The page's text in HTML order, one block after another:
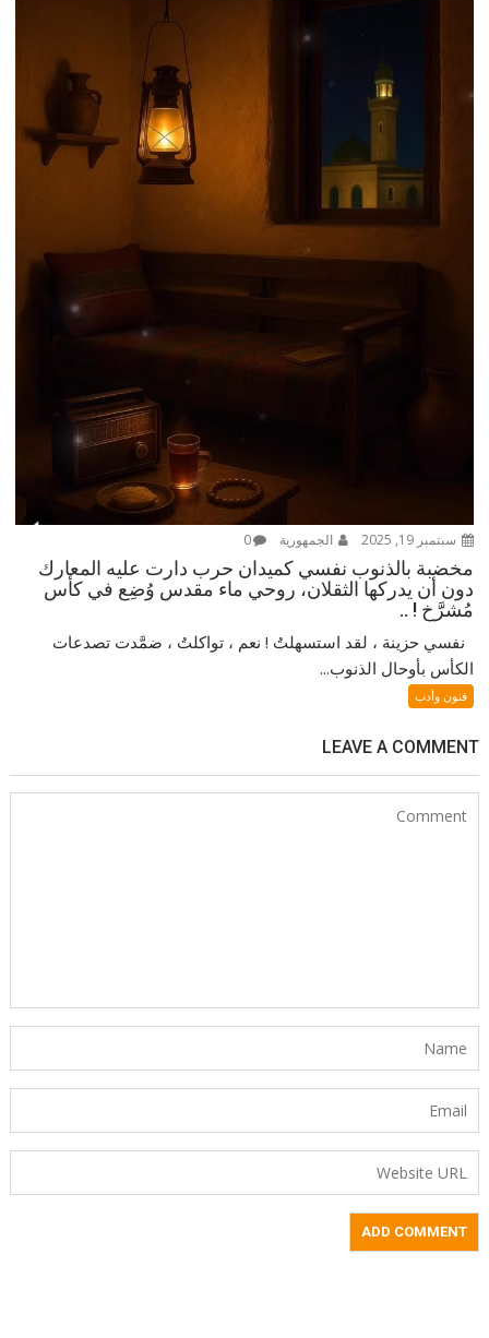
سبتمبر 19, 2025 الجمهورية 0
مخضبة بالذنوب نفسي كميدان حرب دارت عليه المعارك
دون أن يدركها الثقلان، روحي ماء مقدس وُضِع في كأس
مُشرَّخ ! ..
نفسي حزينة ، لقد استسهلتُ ! نعم ، تواكلتُ ، ضمَّدت تصدعات
الكأس بأوحال الذنوب...
فنون وأدب
LEAVE A COMMENT